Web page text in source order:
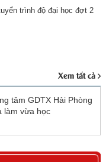
trình độ đại học đợt 2
Xem tất cả
tâm GDTX Hải Phòng
làm vừa học